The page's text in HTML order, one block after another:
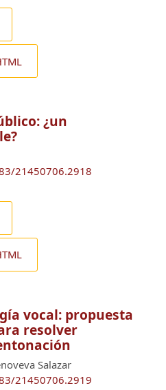
¿un
21450706.2918
vocal: propuesta
resolver
Salazar
21450706.2919